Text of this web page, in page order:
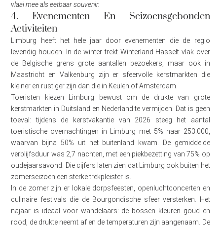
vlaai mee als eetbaar souvenir.
4. Evenementen En Seizoensgebonden
Activiteiten
Limburg heeft het hele jaar door evenementen die de regio
levendig houden. In de winter trekt Winterland Hasselt vlak over
de Belgische grens grote aantallen bezoekers, maar ook in
Maastricht en Valkenburg zijn er sfeervolle kerstmarkten die
kleiner en rustiger zijn dan die in Keulen of Amsterdam.
Toeristen kiezen Limburg bewust om de drukte van grote
kerstmarkten in Duitsland en Nederland te vermijden. Dat is geen
toeval: tijdens de kerstvakantie van 2026 steeg het aantal
toeristische overnachtingen in Limburg met 5% naar 253.000,
waarvan bijna 50% uit het buitenland kwam. De gemiddelde
verblijfsduur was 2,7 nachten, met een piekbezetting van 75% op
oudejaarsavond. Die cijfers laten zien dat Limburg ook buiten het
zomerseizoen een sterke trekpleister is.
In de zomer zijn er lokale dorpsfeesten, openluchtconcerten en
culinaire festivals die de Bourgondische sfeer versterken. Het
najaar is ideaal voor wandelaars: de bossen kleuren goud en
rood, de drukte neemt af en de temperaturen zijn aangenaam. De